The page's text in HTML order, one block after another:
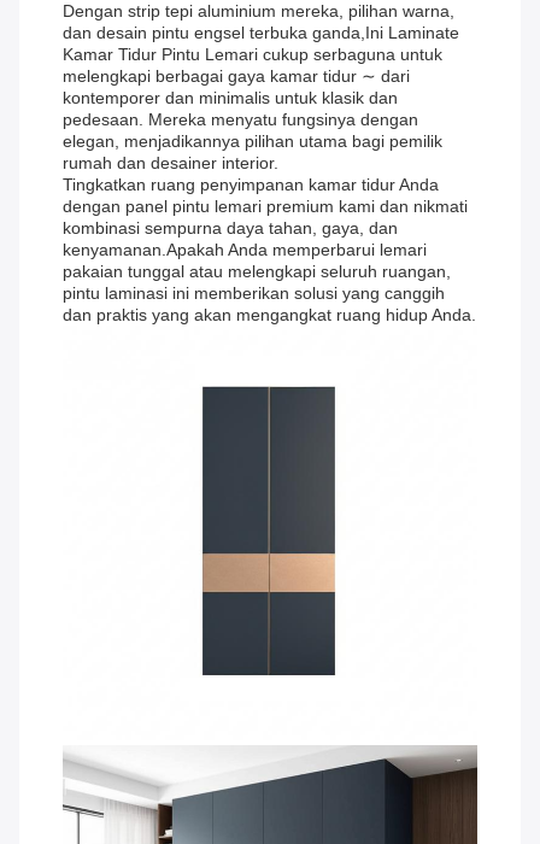
Dengan strip tepi aluminium mereka, pilihan warna,
dan desain pintu engsel terbuka ganda,Ini Laminate
Kamar Tidur Pintu Lemari cukup serbaguna untuk
melengkapi berbagai gaya kamar tidur ∼ dari
kontemporer dan minimalis untuk klasik dan
pedesaan. Mereka menyatu fungsinya dengan
elegan, menjadikannya pilihan utama bagi pemilik
rumah dan desainer interior.
Tingkatkan ruang penyimpanan kamar tidur Anda
dengan panel pintu lemari premium kami dan nikmati
kombinasi sempurna daya tahan, gaya, dan
kenyamanan.Apakah Anda memperbarui lemari
pakaian tunggal atau melengkapi seluruh ruangan,
pintu laminasi ini memberikan solusi yang canggih
dan praktis yang akan mengangkat ruang hidup Anda.